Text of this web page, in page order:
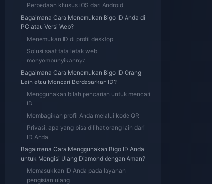
Perbedaan khusus iOS dari Android
Bagaimana Cara Menemukan Bigo ID Anda di
PC atau Versi Web?
Menemukan ID di profil desktop
Solusi saat tata letak web
menyembunyikannya
Bagaimana Cara Menemukan Bigo ID Orang
Lain atau Mencari Berdasarkan ID?
Menggunakan bilah pencarian untuk mencari
ID
Membagikan profil Anda melalui kode QR
Privasi: apa yang bisa dilihat orang lain dari
ID Anda
Bagaimana Cara Menggunakan Bigo ID Anda
untuk Mengisi Ulang Diamond dengan Aman?
Memasukkan ID Anda pada layanan
pengisian ulang